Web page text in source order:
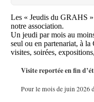
Les « Jeudis du GRAHS
notre association.
Un jeudi par mois au
seul ou en partenariat, à
visites, soirées,
Visite reportée en fin
Pour le mois de juin 2026